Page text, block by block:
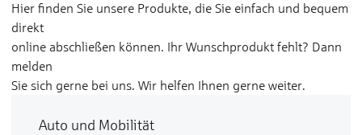
Hier finden Sie unsere Produkte, die Sie einfach und bequem
direkt
online abschließen können. Ihr Wunschprodukt fehlt? Dann
melden
Sie sich gerne bei uns. Wir helfen Ihnen gerne weiter.
Auto und Mobilität